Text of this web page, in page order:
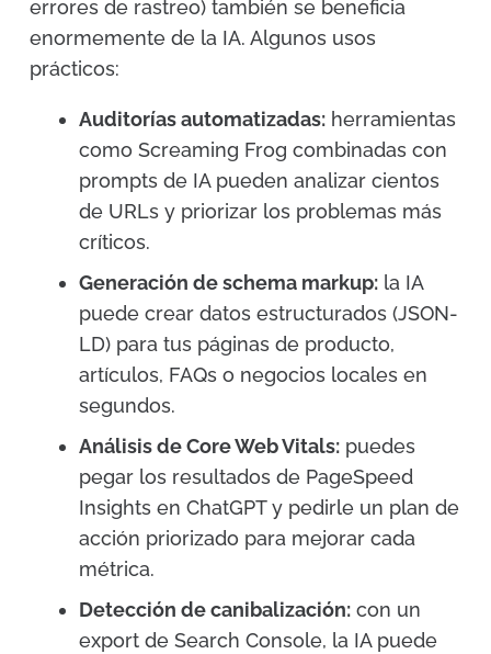
errores de rastreo) también se beneficia
enormemente de la IA. Algunos usos
prácticos:
Auditorías automatizadas: herramientas
como Screaming Frog combinadas con
prompts de IA pueden analizar cientos
de URLs y priorizar los problemas más
críticos.
Generación de schema markup: la IA
puede crear datos estructurados (JSON-
LD) para tus páginas de producto,
artículos, FAQs o negocios locales en
segundos.
Análisis de Core Web Vitals: puedes
pegar los resultados de PageSpeed
Insights en ChatGPT y pedirle un plan de
acción priorizado para mejorar cada
métrica.
Detección de canibalización: con un
export de Search Console, la IA puede